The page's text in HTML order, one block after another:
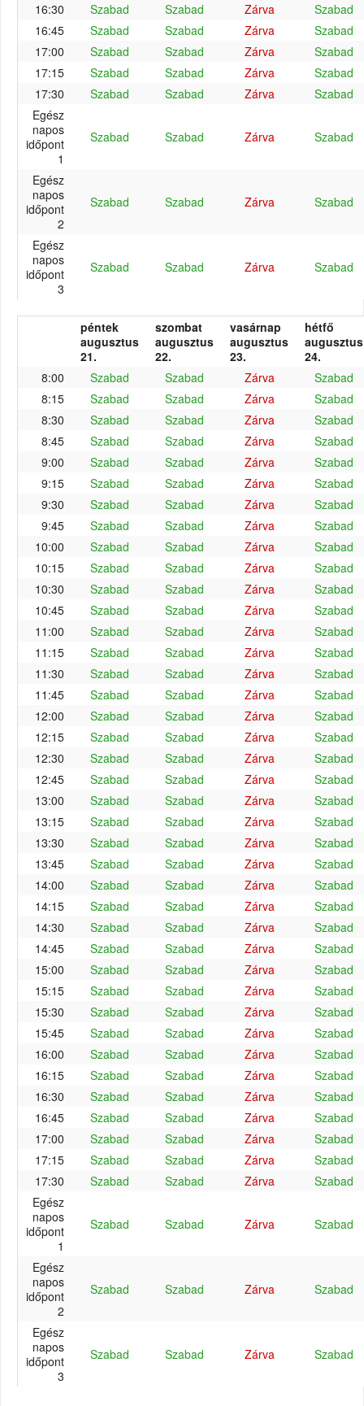
16:30 Szabad Szabad Zárva
Szabad
16:45
Szabad Szabad Zárva
Szabad
17:00
Szabad Szabad Zárva
Szabad
17:15
Szabad Szabad Zárva
Szabad
17:30
Szabad Szabad Zárva
Szabad
Egész
napos
időpont
1
Szabad Szabad Zárva Szabad
Egész
napos
időpont
2
Szabad Szabad Zárva Szabad
Egész
napos
időpont
3
Szabad Szabad Zárva Szabad
péntek
augusztus
21.
szombat
augusztus
22.
vasárnap
augusztus
23.
hétfő
augusztus
24.
8:00
Szabad Szabad Zárva
Szabad
8:15
Szabad Szabad Zárva
Szabad
8:30
Szabad Szabad Zárva
Szabad
8:45
Szabad Szabad Zárva
Szabad
9:00
Szabad Szabad Zárva
Szabad
9:15
Szabad Szabad Zárva
Szabad
9:30
Szabad Szabad Zárva
Szabad
9:45
Szabad Szabad Zárva
Szabad
10:00
Szabad Szabad Zárva
Szabad
10:15
Szabad Szabad Zárva
Szabad
10:30
Szabad Szabad Zárva
Szabad
10:45
Szabad Szabad Zárva
Szabad
11:00
Szabad Szabad Zárva
Szabad
11:15
Szabad Szabad Zárva
Szabad
11:30
Szabad Szabad Zárva
Szabad
11:45
Szabad Szabad Zárva
Szabad
12:00
Szabad Szabad Zárva
Szabad
12:15
Szabad Szabad Zárva
Szabad
12:30
Szabad Szabad Zárva
Szabad
12:45
Szabad Szabad Zárva
Szabad
13:00
Szabad Szabad Zárva
Szabad
13:15
Szabad Szabad Zárva
Szabad
13:30
Szabad Szabad Zárva
Szabad
13:45
Szabad Szabad Zárva
Szabad
14:00
Szabad Szabad Zárva
Szabad
14:15
Szabad Szabad Zárva
Szabad
14:30
Szabad Szabad Zárva
Szabad
14:45
Szabad Szabad Zárva
Szabad
15:00
Szabad Szabad Zárva
Szabad
15:15
Szabad Szabad Zárva
Szabad
15:30
Szabad Szabad Zárva
Szabad
15:45
Szabad Szabad Zárva
Szabad
16:00
Szabad Szabad Zárva
Szabad
16:15
Szabad Szabad Zárva
Szabad
16:30
Szabad Szabad Zárva
Szabad
16:45
Szabad Szabad Zárva
Szabad
17:00
Szabad Szabad Zárva
Szabad
17:15
Szabad Szabad Zárva
Szabad
17:30
Szabad Szabad Zárva
Szabad
Egész
napos
időpont
1
Szabad Szabad Zárva Szabad
Egész
napos
időpont
2
Szabad Szabad Zárva Szabad
Egész
napos
időpont
3
Szabad Szabad Zárva Szabad